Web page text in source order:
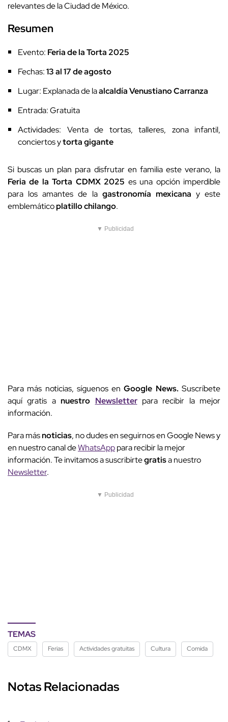
relevantes de la Ciudad de México.
Resumen
Evento: Feria de la Torta 2025
Fechas:13 al 17 de agosto
Lugar: Explanada de laalcaldía Venustiano Carranza
Entrada: Gratuita
Actividades: Venta de tortas, talleres, zona infantil,
conciertos ytorta gigante
Si buscas un plan para disfrutar en familia este verano, la
Feria de la Torta CDMX 2025 es una opción imperdible
para los amantes de la gastronomía mexicana y este
emblemáticoplatillo chilango.
▼ Publicidad
Para más noticias, síguenos en Google News. Suscríbete
aquí gratis anuestro Newsletter para recibir la mejor
información.
Para másnoticias, no dudes en seguirnos en Google News y
en nuestro canal deWhatsApppara recibir la mejor
información. Te invitamos a suscribirtegratisa nuestro
Newsletter.
▼ Publicidad
TEMAS
CDMX Ferias Actividades gratuitas Cultura Comida
Notas Relacionadas